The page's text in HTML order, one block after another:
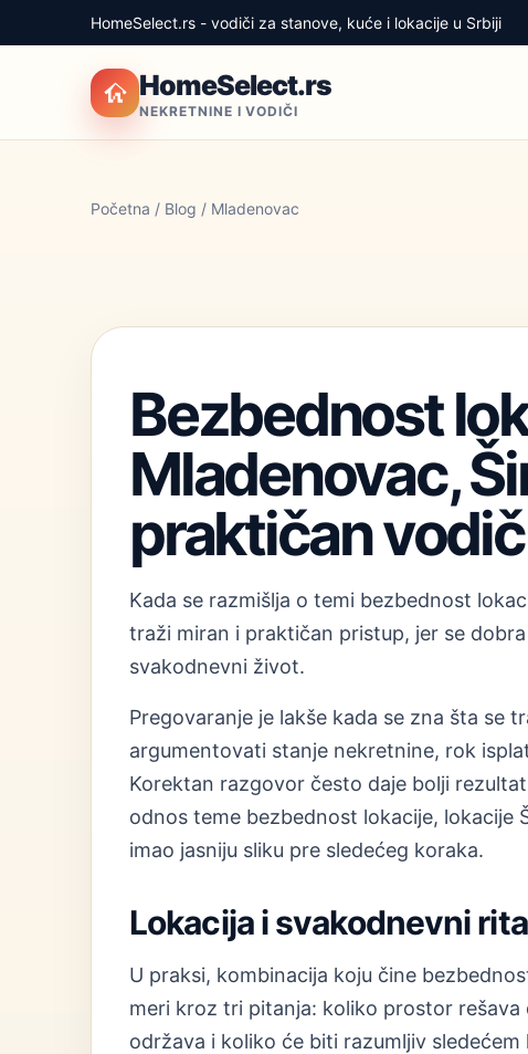
HomeSelect.rs - vodiči za stanove, kuće i lokacije u Srbiji
HomeSelect.rs
NEKRETNINE I VODIČI
Početna / Blog / Mladenovac
Bezbednost
Mladenovac,
praktičan vodič
Kada se razmišlja o temi bezbednost
traži miran i praktičan pristup, jer se
svakodnevni život.
Pregovaranje je lakše kada se zna šta se
argumentovati stanje nekretnine, rok
Korektan razgovor često daje bolji
odnos teme bezbednost lokacije, lokacije
imao jasniju sliku pre sledećeg koraka.
Lokacija i svakodnevni
U praksi, kombinacija koju čine
meri kroz tri pitanja: koliko prostor
održava i koliko će biti razumljiv